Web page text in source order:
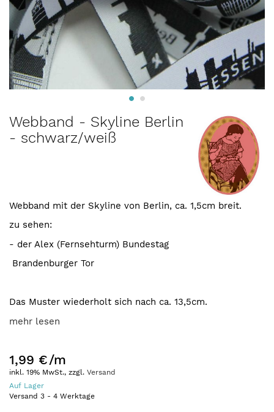
Anfang
der
Webband - Skyline Berlin
- schwarz/weiß
Webband mit der Skyline von Berlin, ca. 1,5cm breit.
zu sehen:
- der Alex (Fernsehturm) Bundestag
Brandenburger Tor
Das Muster wiederholt sich nach ca. 13,5cm.
mehr lesen
1,99 €/m
inkl. 19% MwSt., zzgl. Versand
Auf Lager
Versand 3 - 4 Werktage